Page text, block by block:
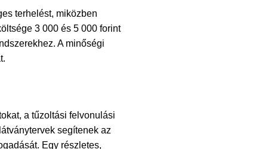
terhelést, miközben
3 000 és 5 000 forint
A minőségi
a tűzoltási felvonulási
segítenek az
Egy részletes,